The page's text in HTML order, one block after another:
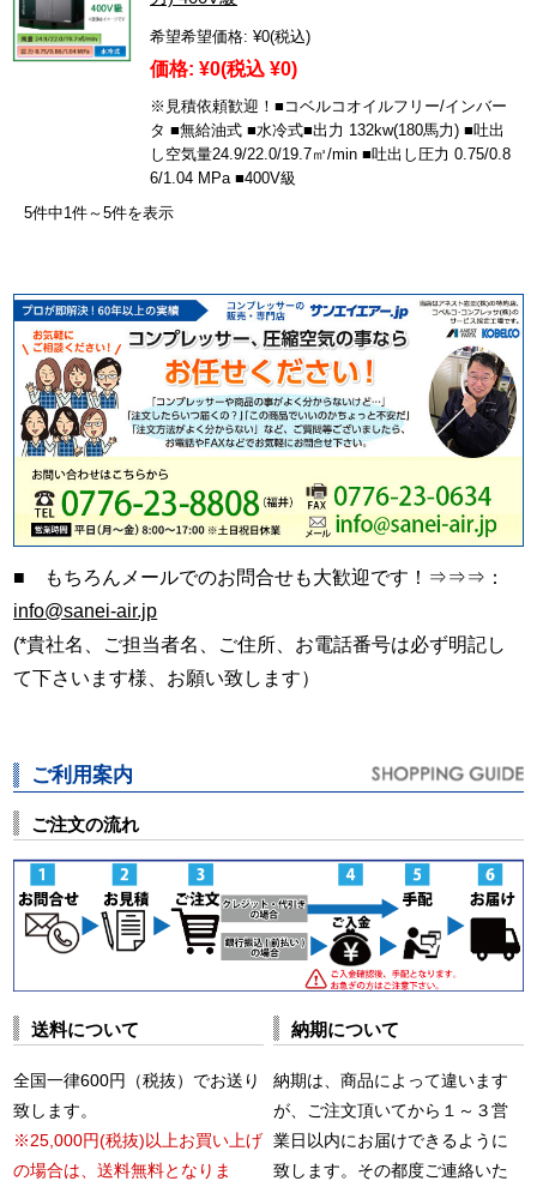
希望希望価格: ¥0(税込)
価格: ¥0(税込 ¥0)
※見積依頼歓迎！■コベルコオイルフリー/インバー
タ ■無給油式 ■水冷式■出力 132kw(180馬力) ■吐出
し空気量24.9/22.0/19.7㎥/min ■吐出し圧力 0.75/0.8
6/1.04 MPa ■400V級
5件中1件～5件を表示
■ もちろんメールでのお問合せも大歓迎です！⇒⇒⇒：
info@sanei-air.jp
(*貴社名、ご担当者名、ご住所、お電話番号は必ず明記し
て下さいます様、お願い致します）
ご利用案内
ご注文の流れ
送料について
全国一律600円（税抜）でお送り
致します。
※25,000円(税抜)以上お買い上げ
の場合は、送料無料となりま
納期について
納期は、商品によって違います
が、ご注文頂いてから１～３営
業日以内にお届けできるように
致します。その都度ご連絡いた